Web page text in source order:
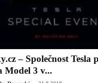
– Společnost Tesla
Model 3 v...